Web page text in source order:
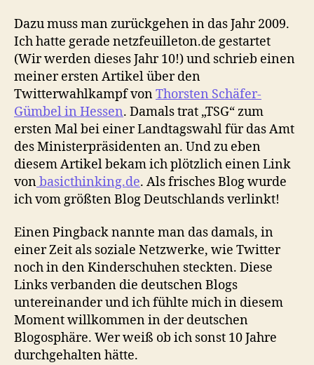
Dazu muss man zurückgehen in das Jahr 2009.
Ich hatte gerade netzfeuilleton.de gestartet
(Wir werden dieses Jahr 10!) und schrieb einen
meiner ersten Artikel über den
Twitterwahlkampf vonThorsten Schäfer-
Gümbel in Hessen. Damals trat „TSG“ zum
ersten Mal bei einer Landtagswahl für das Amt
des Ministerpräsidenten an. Und zu eben
diesem Artikel bekam ich plötzlich einen Link
vonbasicthinking.de. Als frisches Blog wurde
ich vom größten Blog Deutschlands verlinkt!
Einen Pingback nannte man das damals, in
einer Zeit als soziale Netzwerke, wie Twitter
noch in den Kinderschuhen steckten. Diese
Links verbanden die deutschen Blogs
untereinander und ich fühlte mich in diesem
Moment willkommen in der deutschen
Blogosphäre. Wer weiß ob ich sonst 10 Jahre
durchgehalten hätte.